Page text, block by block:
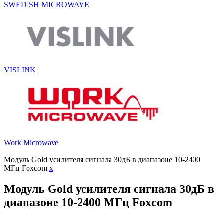
SWEDISH MICROWAVE
VISLINK
Work Microwave
Модуль Gold усилителя сигнала 30дБ в диапазоне 10-2400
МГц Foxcom x
Модуль Gold усилителя сигнала 30дБ в
диапазоне 10-2400 МГц Foxcom